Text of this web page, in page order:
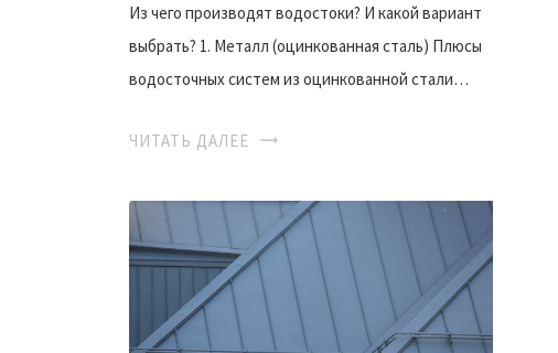
Из чего производят водостоки? И какой вариант
выбрать? 1. Металл (оцинкованная сталь) Плюсы
водосточных систем из оцинкованной стали…
ЧИТАТЬ ДАЛЕЕ